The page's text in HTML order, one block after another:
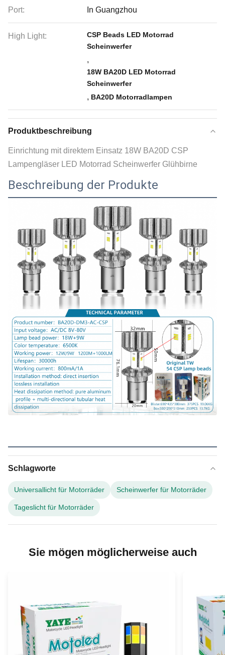
Port: In Guangzhou
High Light:
CSP Beads LED Motorrad
Scheinwerfer
,
18W BA20D LED Motorrad
Scheinwerfer
, BA20D Motorradlampen
Produktbeschreibung
Einrichtung mit direktem Einsatz 18W BA20D CSP
Lampengläser LED Motorrad Scheinwerfer Glühbirne
Beschreibung der Produkte
Schlagworte
Universallicht für Motorräder Scheinwerfer für Motorräder
Tageslicht für Motorräder
Sie mögen möglicherweise auch